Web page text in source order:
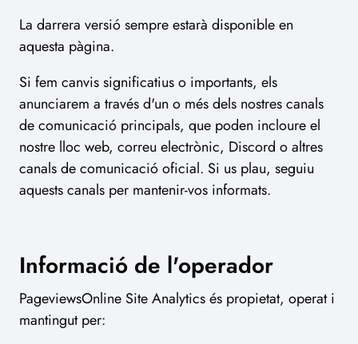
La darrera versió sempre estarà disponible en
aquesta pàgina.
Si fem canvis significatius o importants, els
anunciarem a través d'un o més dels nostres canals
de comunicació principals, que poden incloure el
nostre lloc web, correu electrònic, Discord o altres
canals de comunicació oficial. Si us plau, seguiu
aquests canals per mantenir-vos informats.
Informació de l'operador
PageviewsOnline Site Analytics és propietat, operat i
mantingut per: